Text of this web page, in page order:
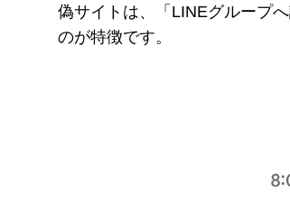
偽サイトは、「LINEグループ
のが特徴です。